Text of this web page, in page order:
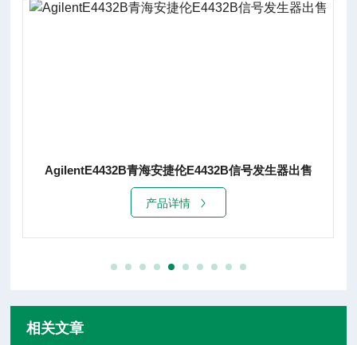
AgilentE4432B青海安捷伦E4432B信号发生器出售
产品详情
相关文章